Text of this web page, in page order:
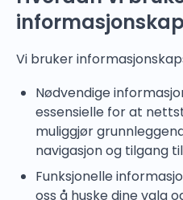
Vi bruker
Nødvendige
essensielle for at
muliggjør
navigasjon og tilgang
Funksjonelle
oss å huske dine valg